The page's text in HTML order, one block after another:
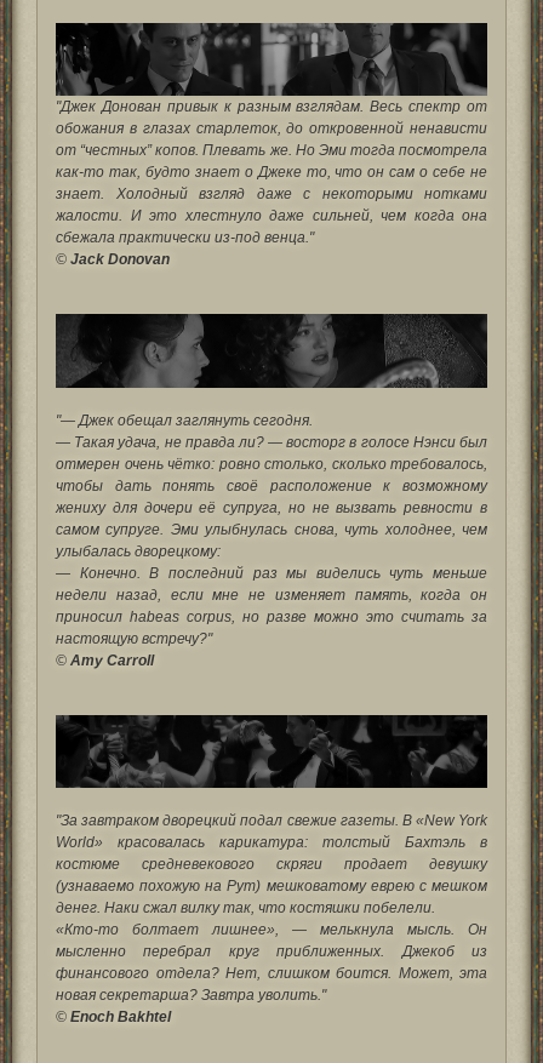
"Джек Донован привык к разным взглядам. Весь спектр от
обожания в глазах старлеток, до откровенной ненависти
от “честных” копов. Плевать же. Но Эми тогда посмотрела
как-то так, будто знает о Джеке то, что он сам о себе не
знает. Холодный взгляд даже с некоторыми нотками
жалости. И это хлестнуло даже сильней, чем когда она
сбежала практически из-под венца."
© Jack Donovan
"— Джек обещал заглянуть сегодня.
— Такая удача, не правда ли? — восторг в голосе Нэнси был
отмерен очень чётко: ровно столько, сколько требовалось,
чтобы дать понять своё расположение к возможному
жениху для дочери её супруга, но не вызвать ревности в
самом супруге. Эми улыбнулась снова, чуть холоднее, чем
улыбалась дворецкому:
— Конечно. В последний раз мы виделись чуть меньше
недели назад, если мне не изменяет память, когда он
приносил habeas corpus, но разве можно это считать за
настоящую встречу?"
© Amy Carroll
"За завтраком дворецкий подал свежие газеты. В «New York
World» красовалась карикатура: толстый Бахтэль в
костюме средневекового скряги продает девушку
(узнаваемо похожую на Рут) мешковатому еврею с мешком
денег. Наки сжал вилку так, что костяшки побелели.
«Кто-то болтает лишнее», — мелькнула мысль. Он
мысленно перебрал круг приближенных. Джекоб из
финансового отдела? Нет, слишком боится. Может, эта
новая секретарша? Завтра уволить."
© Enoch Bakhtel